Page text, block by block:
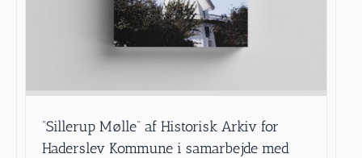
”Sillerup Mølle” af Historisk Arkiv for
Haderslev Kommune i samarbejde med